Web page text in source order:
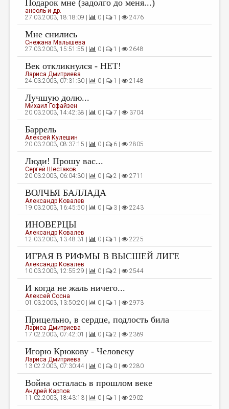
ОТДЕЛЫ И РУБРИКИ
ИЗБРАННОЕ
ДАЙДЖЕСТ
ПРОИЗВЕДЕНИЯ
ПЕРЕВОДЫ
КОНКУРСЫ
ДЕТСКАЯ КОМНАТА
КНИЖНАЯ ПОЛКА
ОБЗОР ЛИТЕРАТУРЫ
СТРАНИЦЫ ПАМЯТИ
ОБЪЯВЛЕНИЯ
КОЛОНКА РЕДАКТОРА
РЕДКОЛЛЕГИЯ
ОТ РЕДАКЦИИ
МАЛАЯ ПРОЗА
ЭССЕИСТИКА
ЛИТЕРАТУРОВЕДЕНИЕ
КУЛЬТУРОВЕДЕНИЕ
ПУБЛИЦИСТИКА
РЕЦЕНЗИРОВАНИЕ
ЦИКЛЫ ПУБЛИКАЦИЙ
ТРЕДИАКОВСКИЙ
МЕДИА
Подарок мне (задолго до меня...)
ансоль и др.
27.03.2003, 18:18:09 |
0 | 1 | 2476
Мне снились
Снежана Малышева
27.03.2003, 15:51:55 |
0 | 1 | 2648
Век откликнулся - НЕТ!
Лариса Дмитриева
24.03.2003, 07:31:30 |
0 | 1 | 2148
Лучшую долю...
Михаил Гофайзен
20.03.2003, 14:42:38 |
0 | 7 | 3704
Баррель
Алексей Кулешин
20.03.2003, 08:37:15 |
0 | 6 | 2805
Люди! Прошу вас...
Сергей Шестаков
20.03.2003, 06:04:30 |
0 | 2 | 2711
ВОЛЧЬЯ БАЛЛАДА
Александр Ковалев
19.03.2003, 16:45:50 |
0 | 3 | 2243
ИНОВЕРЦЫ
Александр Ковалев
12.03.2003, 13:48:31 |
0 | 1 | 2225
ИГРАЯ В РИФМЫ В ВЫСШЕЙ ЛИГЕ
Александр Ковалев
10.03.2003, 12:55:29 |
0 | 2 | 2544
И когда не жаль ничего...
Алексей Сосна
01.03.2003, 13:50:20 |
0 | 1 | 2973
Прицельно, в сердце, подлость била
Лариса Дмитриева
17.02.2003, 07:42:01 |
0 | 2 | 2369
Игорю Крюкову - Человеку
Лариса Дмитриева
13.02.2003, 07:30:44 |
0 | 0 | 2280
Война осталась в прошлом веке
Андрей Карпов
11.02.2003, 18:43:13 |
0 | 1 | 2902